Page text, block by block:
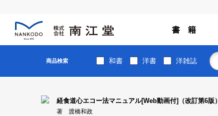
書 籍
商品検索 和書 洋書 洋雑誌
経食道心エコー法マニュアル[Web動画付]（改訂第6版）
著 渡橋和政